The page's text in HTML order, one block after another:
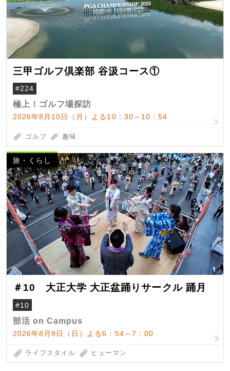
三甲ゴルフ倶楽部 谷汲コース①
#224
極上！ゴルフ場探訪
2026年8月10日（月）よる10：30～10：54
ゴルフ 趣味
旅・くらし
＃10 大正大学 大正盆踊りサークル 踊月
#10
部活 on Campus
2026年8月9日（日）よる6：54～7：00
ライフスタイル ヒューマン